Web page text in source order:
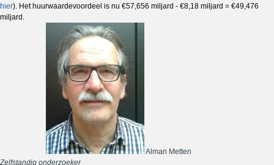
hier). Het huurwaardevoordeel is nu €57,656 miljard - €8,18 miljard = €49,476
miljard.
Alman Metten
Zelfstandig onderzoeker